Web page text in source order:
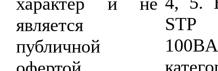
является
публичной
STP